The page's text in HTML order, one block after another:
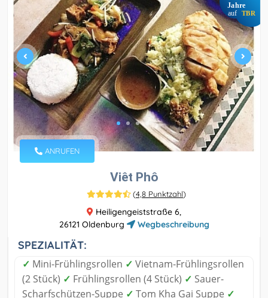
Jahre
auf TBR
ANRUFEN
Viêt Phô
(4,8 Punktzahl)
Heiligengeiststraße 6,
26121 Oldenburg
Wegbeschreibung
SPEZIALITÄT:
✓ Mini-Frühlingsrollen ✓ Vietnam-Frühlingsrollen
(2 Stück) ✓ Frühlingsrollen (4 Stück) ✓ Sauer-
Scharfschützen-Suppe ✓ Tom Kha Gai Suppe ✓